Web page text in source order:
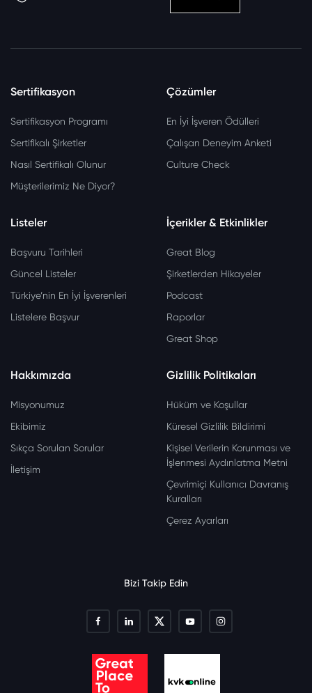
Sertifikasyon
Sertifikasyon Programı
Sertifikalı Şirketler
Nasıl Sertifikalı Olunur
Müşterilerimiz Ne Diyor?
Çözümler
En İyi İşveren Ödülleri
Çalışan Deneyim Anketi
Culture Check
Listeler
Başvuru Tarihleri
Güncel Listeler
Türkiye’nin En İyi İşverenleri
Listelere Başvur
İçerikler & Etkinlikler
Great Blog
Şirketlerden Hikayeler
Podcast
Raporlar
Great Shop
Hakkımızda
Misyonumuz
Ekibimiz
Sıkça Sorulan Sorular
İletişim
Gizlilik Politikaları
Hüküm ve Koşullar
Küresel Gizlilik Bildirimi
Kişisel Verilerin Korunması ve
İşlenmesi Aydınlatma Metni
Çevrimiçi Kullanıcı Davranış
Kuralları
Çerez Ayarları
Bizi Takip Edin